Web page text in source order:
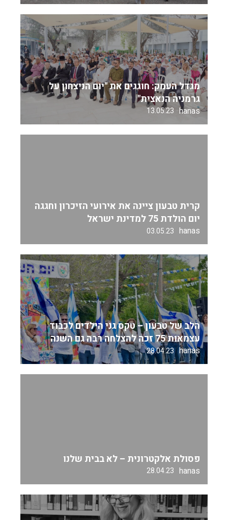
מגדל העמק: חוגגים את "יום הניצחון על
גרמניה הנאצית"
hanas
13.05.23
קרית טבעון ציינה את אירועי הזיכרון וחגגה
יום הולדת 75 למדינת ישראל
hanas
03.05.23
הלב של טבעון – טקס גני הילדים לכבוד
עצמאות 75 זכה להצלחה רבה גם השנה
hanas
28.04.23
פסולת אלקטרונית – לא בבית שלנו
hanas
28.04.23